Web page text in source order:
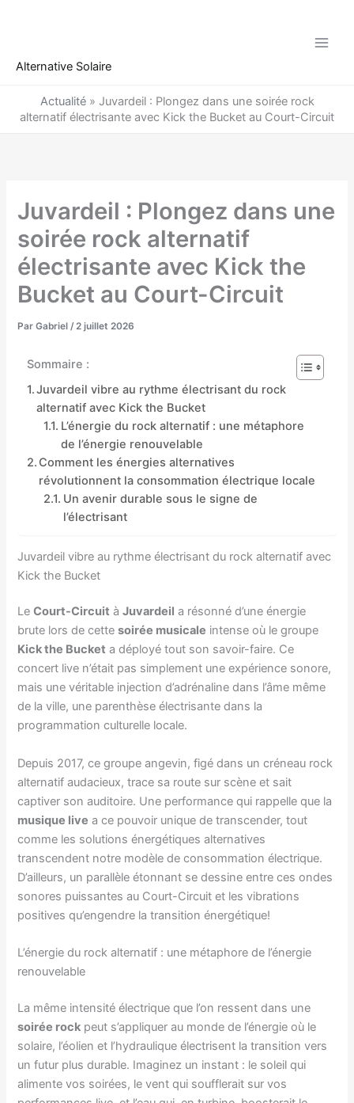
Alternative Solaire
Actualité» Juvardeil : Plongez dans une soirée rock
alternatif électrisante avec Kick the Bucket au Court-Circuit
Juvardeil : Plongez dans une
soirée rock alternatif
électrisante avec Kick the
Bucket au Court-Circuit
ParGabriel/2 juillet 2026
Sommaire :
Juvardeil vibre au rythme électrisant du rock
alternatif avec Kick the Bucket
L’énergie du rock alternatif : une métaphore
de l’énergie renouvelable
Comment les énergies alternatives
révolutionnent la consommation électrique locale
Un avenir durable sous le signe de
l’électrisant
Juvardeil vibre au rythme électrisant du rock alternatif avec
Kick the Bucket
LeCourt-Circuit àJuvardeil a résonné d’une énergie
brute lors de cettesoirée musicale intense où le groupe
Kick the Bucket a déployé tout son savoir-faire. Ce
concert live n’était pas simplement une expérience sonore,
mais une véritable injection d’adrénaline dans l’âme même
de la ville, une parenthèse électrisante dans la
programmation culturelle locale.
Depuis 2017, ce groupe angevin, figé dans un créneau rock
alternatif audacieux, trace sa route sur scène et sait
captiver son auditoire. Une performance qui rappelle que la
musique live a ce pouvoir unique de transcender, tout
comme les solutions énergétiques alternatives
transcendent notre modèle de consommation électrique.
D’ailleurs, un parallèle étonnant se dessine entre ces ondes
sonores puissantes au Court-Circuit et les vibrations
positives qu’engendre la transition énergétique!
L’énergie du rock alternatif : une métaphore de l’énergie
renouvelable
La même intensité électrique que l’on ressent dans une
soirée rock peut s’appliquer au monde de l’énergie où le
solaire, l’éolien et l’hydraulique électrisent la transition vers
un futur plus durable. Imaginez un instant : le soleil qui
alimente vos soirées, le vent qui soufflerait sur vos